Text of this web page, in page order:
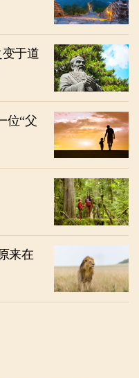
变于道
位“父
来在